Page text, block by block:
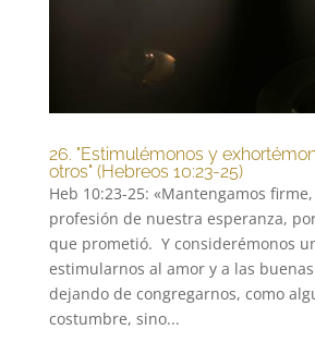
26. "Estimulémonos y
otros" (Hebreos 10:23-25)
Heb 10:23-25: «Mantengamos
profesión de nuestra esperanza,
que prometió. Y considerémonos
estimularnos al amor y a las
dejando de congregarnos, como
costumbre, sino...